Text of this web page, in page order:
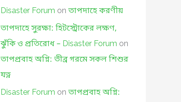
Disaster Forum on তাপদাহে করণীয়
তাপদাহে সুরক্ষা: হিটস্ট্রোকের লক্ষণ,
ঝুঁকি ও প্রতিরোধ – Disaster Forum on
তাপপ্রবাহ অগ্নি: তীব্র গরমে সকল শিশুর
যত্ন
Disaster Forum on তাপপ্রবাহ অগ্নি: